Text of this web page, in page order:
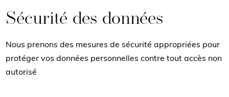
Sécurité des données
Nous prenons des mesures de sécurité appropriées pour
protéger vos données personnelles contre tout accès non
autorisé